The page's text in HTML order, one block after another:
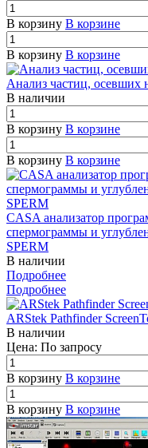
В корзину В корзине
В корзину В корзине
Анализ частиц, осевших
В наличии
В корзину В корзине
В корзину В корзине
CASA анализатор
спермограммы и
SPERM
В наличии
Подробнее
Подробнее
ARStek Pathfinder
В наличии
Цена: По запросу
В корзину В корзине
В корзину В корзине